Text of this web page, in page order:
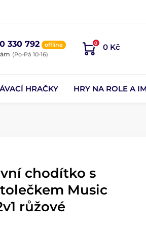
330 792 offline
(Po-Pá 10-16)
0 0 Kč
HRAČKY HRY NA ROLE A
chodítko s
Music
růžové